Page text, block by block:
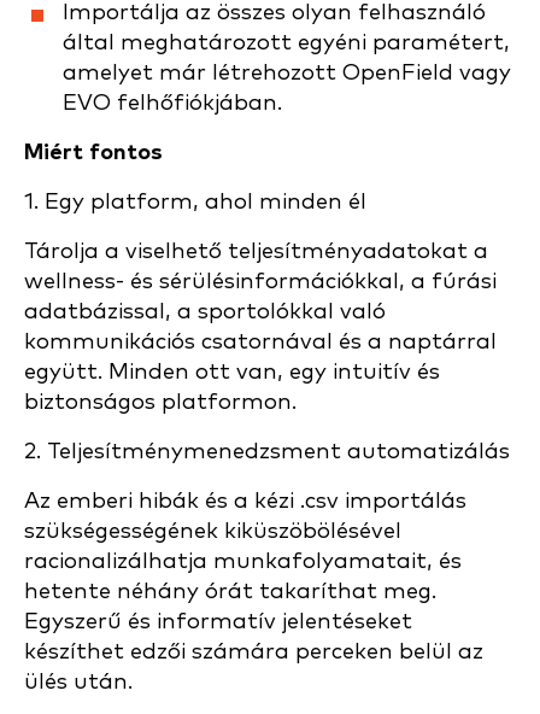
Importálja az összes olyan felhasználó
által meghatározott egyéni paramétert,
amelyet már létrehozott OpenField vagy
EVO felhőfiókjában.
Miért fontos
1. Egy platform, ahol minden él
Tárolja a viselhető teljesítményadatokat a
wellness- és sérülésinformációkkal, a fúrási
adatbázissal, a sportolókkal való
kommunikációs csatornával és a naptárral
együtt. Minden ott van, egy intuitív és
biztonságos platformon.
2. Teljesítménymenedzsment automatizálás
Az emberi hibák és a kézi .csv importálás
szükségességének kiküszöbölésével
racionalizálhatja munkafolyamatait, és
hetente néhány órát takaríthat meg.
Egyszerű és informatív jelentéseket
készíthet edzői számára perceken belül az
ülés után.